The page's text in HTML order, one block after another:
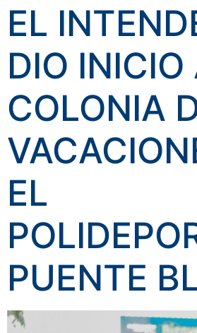
EL
DIO
COLONIA
EL
PUENTE